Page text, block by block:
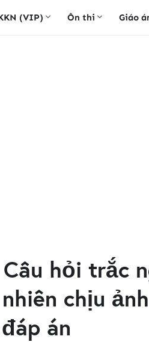
(VIP) Ôn thi Giáo
hỏi trắc
chịu
án